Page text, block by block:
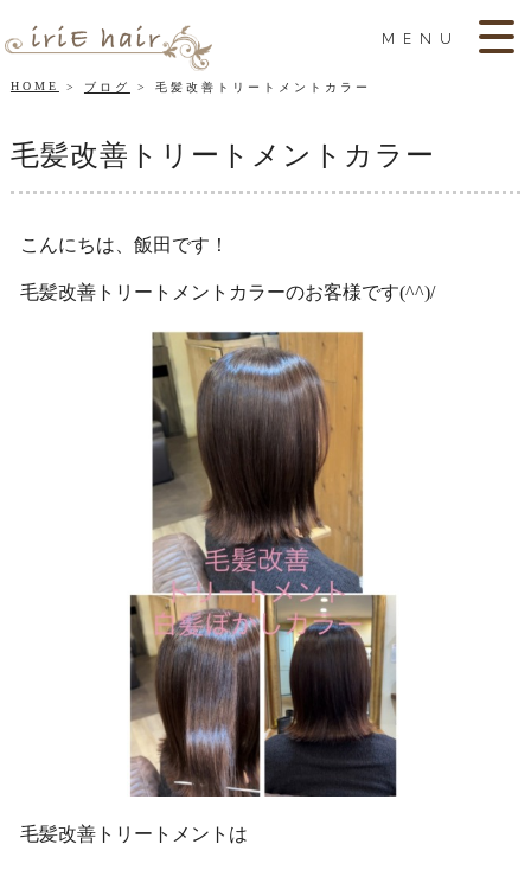
MENU
HOME ブログ 毛髪改善トリートメントカラー
毛髪改善トリートメントカラー
こんにちは、飯田です！
毛髪改善トリートメントカラーのお客様です(^^)/
毛髪改善トリートメントは